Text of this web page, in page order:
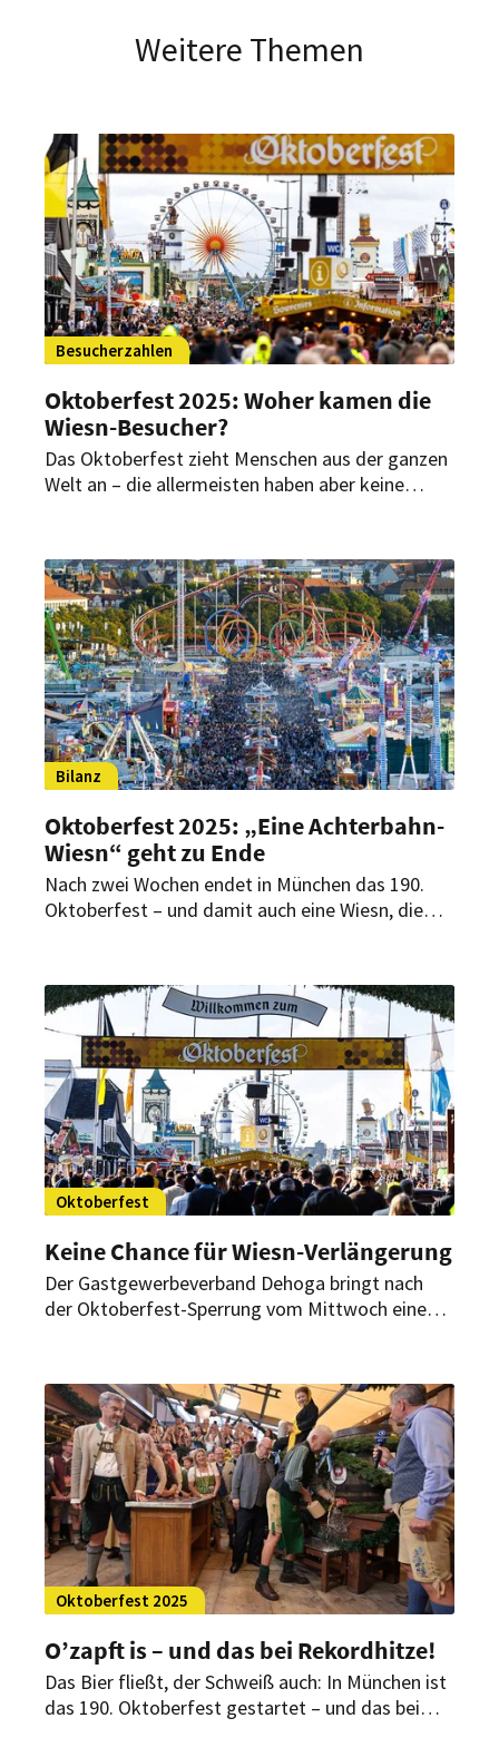
Weitere Themen
Besucherzahlen
Oktoberfest 2025: Woher kamen die
Wiesn-Besucher?
Das Oktoberfest zieht Menschen aus der ganzen
Welt an – die allermeisten haben aber keine
Bilanz
Oktoberfest 2025: „Eine Achterbahn-
Wiesn“ geht zu Ende
Nach zwei Wochen endet in München das 190.
Oktoberfest – und damit auch eine Wiesn, die
Oktoberfest
Keine Chance für Wiesn-Verlängerung
Der Gastgewerbeverband Dehoga bringt nach
der Oktoberfest-Sperrung vom Mittwoch einen
aber keine Chance.
Oktoberfest 2025
O’zapft is – und das bei Rekordhitze!
Das Bier fließt, der Schweiß auch: In München ist
das 190. Oktoberfest gestartet – und das bei